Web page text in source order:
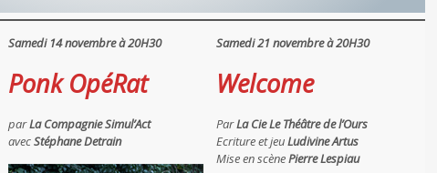
Samedi 14 novembre à 20H30
Ponk OpéRat
parLa Compagnie Simul’Act
avecStéphane Detrain
Samedi 21 novembre à 20H30
Welcome
ParLa CieLe Théâtre de l’Ours
Ecriture et jeuLudivine Artus
Mise en scènePierre Lespiau